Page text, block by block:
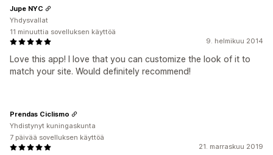
9. helmikuu 2014
Love this app! I love that you can customize the look of it to
match your site. Would definitely recommend!
Jupe NYC
Yhdysvallat
11 minuuttia sovelluksen käyttöä
21. marraskuu 2019
Prendas Ciclismo
Yhdistynyt kuningaskunta
7 päivää sovelluksen käyttöä